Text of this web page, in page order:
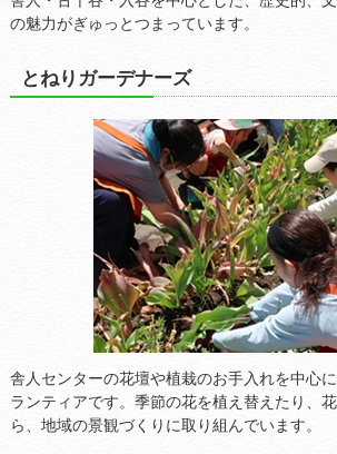
の魅力がぎゅっとつまっています。
とねりガーデナーズ
舎人センターの花壇や植栽のお手入れを中心
ランティアです。季節の花を植え替えたり、
ら、地域の景観づくりに取り組んでいます。